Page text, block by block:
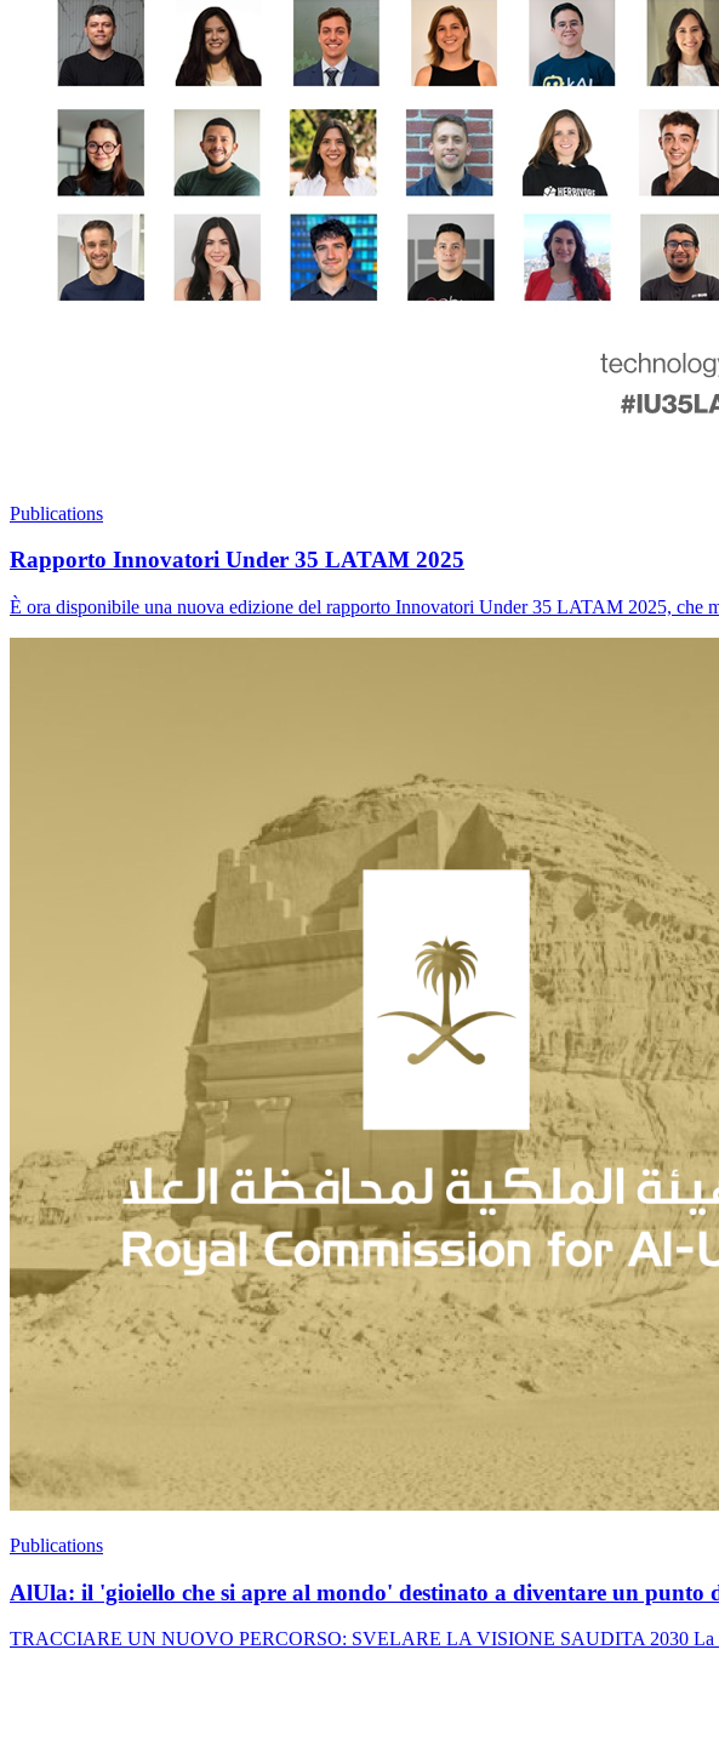
Publications
Rapporto Innovatori Under 35 LATAM 2025
È ora disponibile una nuova edizione del rapporto Innovatori Under 35 LATAM 2025, che
Publications
AlUla: il 'gioiello che si apre al mondo' destinato a diventare un punto
TRACCIARE UN NUOVO PERCORSO: SVELARE LA VISIONE SAUDITA 2030 La